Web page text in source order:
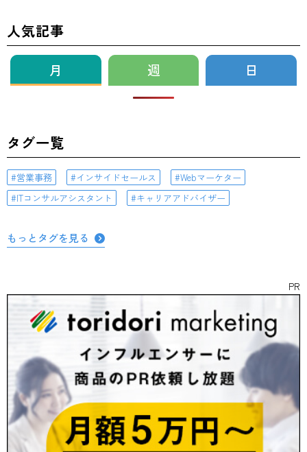
人気記事
月 週 日
タグ一覧
営業事務 インサイドセールス
Webマーケター
ITコンサルアシスタント
キャリアアドバイザー
もっとタグを見る
PR